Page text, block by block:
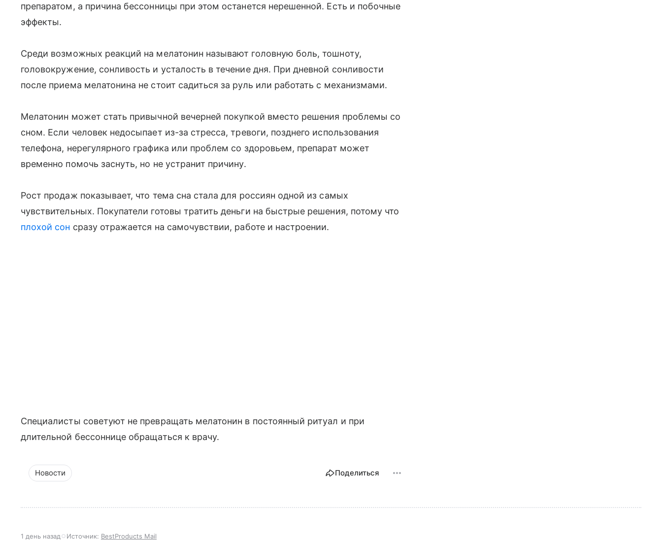
препаратом, а причина бессонницы при этом останется нерешенной. Есть и побочные
эффекты.
Среди возможных реакций на мелатонин называют головную боль, тошноту,
головокружение, сонливость и усталость в течение дня. При дневной сонливости
после приема мелатонина не стоит садиться за руль или работать с механизмами.
Мелатонин может стать привычной вечерней покупкой вместо решения проблемы со
сном. Если человек недосыпает из-за стресса, тревоги, позднего использования
телефона, нерегулярного графика или проблем со здоровьем, препарат может
временно помочь заснуть, но не устранит причину.
Рост продаж показывает, что тема сна стала для россиян одной из самых
чувствительных. Покупатели готовы тратить деньги на быстрые решения, потому что
плохой сон сразу отражается на самочувствии, работе и настроении.
Специалисты советуют не превращать мелатонин в постоянный ритуал и при
длительной бессоннице обращаться к врачу.
Новости Поделиться
1 день назад Источник: BestProducts Mail